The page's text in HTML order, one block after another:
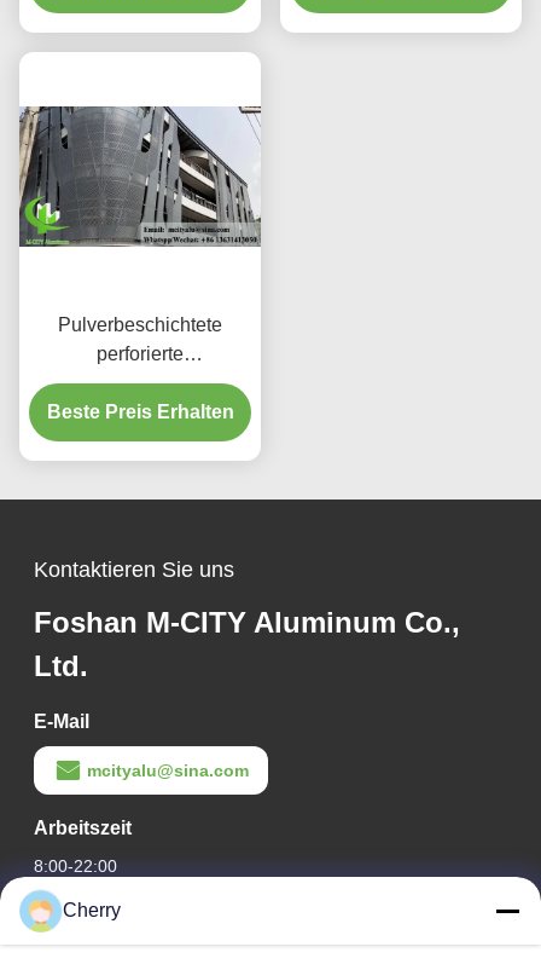
für Fassaden
Pulverbeschichtete
perforierte
Aluminiumplatte mit
benutzerdefinierten RAL-
Farben und
Mustern für
Beste Preis Erhalten
Kontaktieren Sie uns
Foshan M-CITY Aluminum Co.,
Ltd.
E-Mail
mcityalu@sina.com
Arbeitszeit
8:00-22:00
Unsere Adresse
Cherry